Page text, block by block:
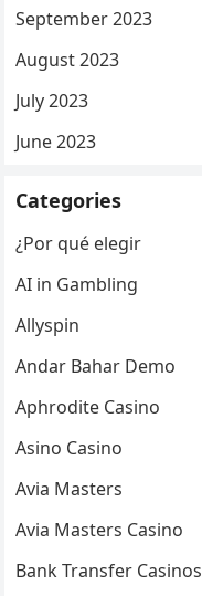
September 2023
August 2023
July 2023
June 2023
Categories
¿Por qué elegir
AI in Gambling
Allyspin
Andar Bahar Demo
Aphrodite Casino
Asino Casino
Avia Masters
Avia Masters Casino
Bank Transfer Casinos